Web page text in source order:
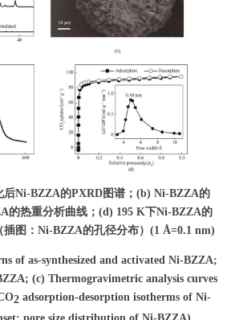
后Ni-BZZA的PXRD图谱；(b) Ni-BZZA的
的热重分析曲线；(d) 195 K下Ni-BZZA的
插图：Ni-BZZA的孔径分布）(1 Å=0.1 nm)
of as-synthesized and activated Ni-BZZA;
(c) Thermogravimetric analysis curves
2adsorption-desorption isotherms of Ni-